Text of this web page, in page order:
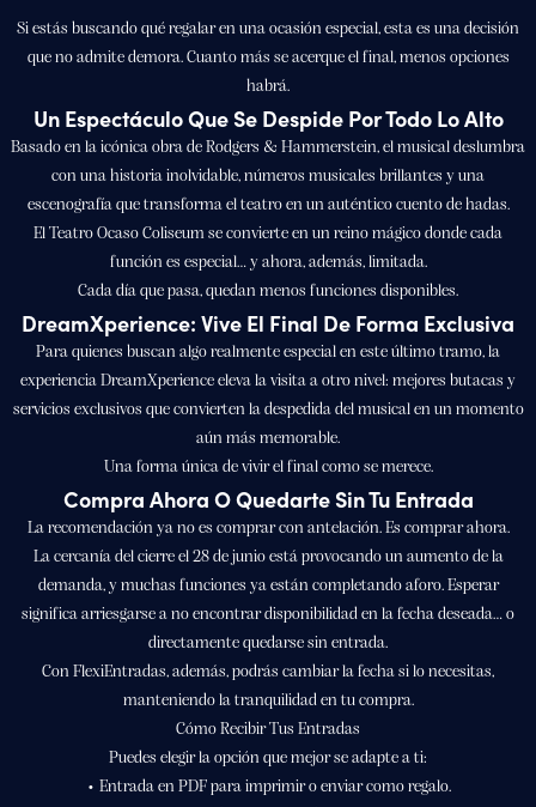
Si estás buscando qué regalar en una ocasión especial, esta es una decisión
que no admite demora. Cuanto más se acerque el final, menos opciones
habrá.
Un Espectáculo Que Se Despide Por Todo Lo Alto
Basado en la icónica obra de Rodgers & Hammerstein, el musical deslumbra
con una historia inolvidable, números musicales brillantes y una
escenografía que transforma el teatro en un auténtico cuento de hadas.
El Teatro Ocaso Coliseum se convierte en un reino mágico donde cada
función es especial… y ahora, además, limitada.
Cada día que pasa, quedan menos funciones disponibles.
DreamXperience: Vive El Final De Forma Exclusiva
Para quienes buscan algo realmente especial en este último tramo, la
experiencia DreamXperience eleva la visita a otro nivel: mejores butacas y
servicios exclusivos que convierten la despedida del musical en un momento
aún más memorable.
Una forma única de vivir el final como se merece.
Compra Ahora O Quedarte Sin Tu Entrada
La recomendación ya no es comprar con antelación. Es comprar ahora.
La cercanía del cierre el 28 de junio está provocando un aumento de la
demanda, y muchas funciones ya están completando aforo. Esperar
significa arriesgarse a no encontrar disponibilidad en la fecha deseada… o
directamente quedarse sin entrada.
Con FlexiEntradas, además, podrás cambiar la fecha si lo necesitas,
manteniendo la tranquilidad en tu compra.
Cómo Recibir Tus Entradas
Puedes elegir la opción que mejor se adapte a ti:
• Entrada en PDF para imprimir o enviar como regalo.